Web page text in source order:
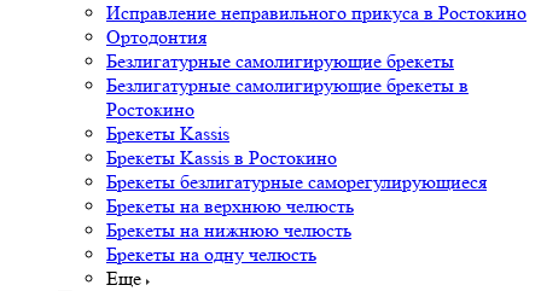
Исправление неправильного прикуса в Ростокино
Ортодонтия
Безлигатурные самолигирующие брекеты
Безлигатурные самолигирующие брекеты в
Ростокино
Брекеты Kassis
Брекеты Kassis в Ростокино
Брекеты безлигатурные саморегулирующиеся
Брекеты на верхнюю челюсть
Брекеты на нижнюю челюсть
Брекеты на одну челюсть
Еще